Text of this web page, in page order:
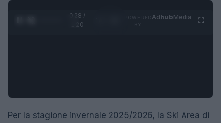
0:29 /
1:20
AdhubMedia
Per la stagione invernale 2025/2026, la Ski Area di